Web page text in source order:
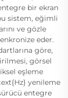
bir ekran
sistem, eğimli
ve gözle
eder.
göre,
görsel
eşleme
yenileme
entegre